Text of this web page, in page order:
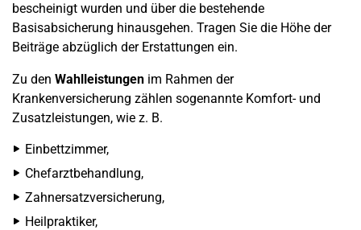
bescheinigt wurden und über die bestehende
Basisabsicherung hinausgehen. Tragen Sie die Höhe der
Beiträge abzüglich der Erstattungen ein.
Zu den Wahlleistungen im Rahmen der
Krankenversicherung zählen sogenannte Komfort- und
Zusatzleistungen, wie z. B.
Einbettzimmer,
Chefarztbehandlung,
Zahnersatzversicherung,
Heilpraktiker,